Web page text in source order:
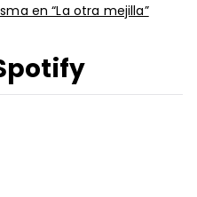
en “La otra mejilla”